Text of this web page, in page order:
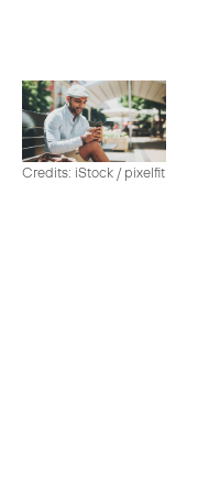
Credits: iStock / pixelfit